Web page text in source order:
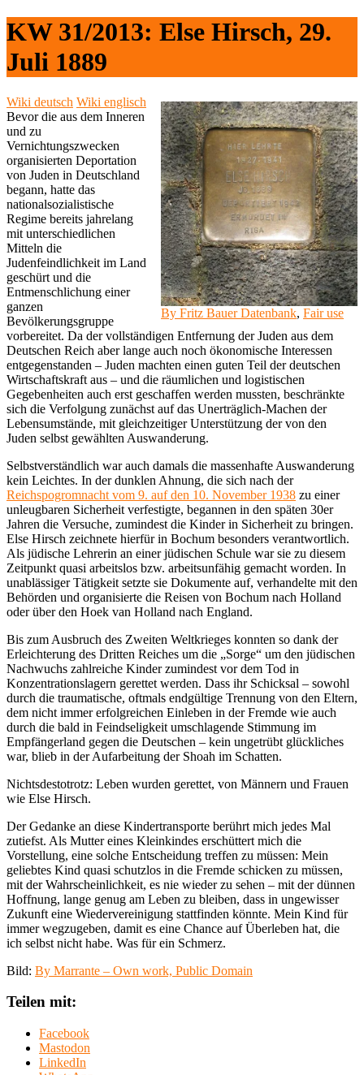
KW 31/2013: Else Hirsch, 29.
Juli 1889
By Fritz Bauer Datenbank, Fair use
Wiki deutsch Wiki englisch
Bevor die aus dem Inneren
und zu
Vernichtungszwecken
organisierten Deportation
von Juden in Deutschland
begann, hatte das
nationalsozialistische
Regime bereits jahrelang
mit unterschiedlichen
Mitteln die
Judenfeindlichkeit im Land
geschürt und die
Entmenschlichung einer
ganzen
Bevölkerungsgruppe
vorbereitet. Da der vollständigen Entfernung der Juden aus dem
Deutschen Reich aber lange auch noch ökonomische Interessen
entgegenstanden – Juden machten einen guten Teil der deutschen
Wirtschaftskraft aus – und die räumlichen und logistischen
Gegebenheiten auch erst geschaffen werden mussten, beschränkte
sich die Verfolgung zunächst auf das Unerträglich-Machen der
Lebensumstände, mit gleichzeitiger Unterstützung der von den
Juden selbst gewählten Auswanderung.
Selbstverständlich war auch damals die massenhafte Auswanderung
kein Leichtes. In der dunklen Ahnung, die sich nach der
Reichspogromnacht vom 9. auf den 10. November 1938 zu einer
unleugbaren Sicherheit verfestigte, begannen in den späten 30er
Jahren die Versuche, zumindest die Kinder in Sicherheit zu bringen.
Else Hirsch zeichnete hierfür in Bochum besonders verantwortlich.
Als jüdische Lehrerin an einer jüdischen Schule war sie zu diesem
Zeitpunkt quasi arbeitslos bzw. arbeitsunfähig gemacht worden. In
unablässiger Tätigkeit setzte sie Dokumente auf, verhandelte mit den
Behörden und organisierte die Reisen von Bochum nach Holland
oder über den Hoek van Holland nach England.
Bis zum Ausbruch des Zweiten Weltkrieges konnten so dank der
Erleichterung des Dritten Reiches um die „Sorge“ um den jüdischen
Nachwuchs zahlreiche Kinder zumindest vor dem Tod in
Konzentrationslagern gerettet werden. Dass ihr Schicksal – sowohl
durch die traumatische, oftmals endgültige Trennung von den Eltern,
dem nicht immer erfolgreichen Einleben in der Fremde wie auch
durch die bald in Feindseligkeit umschlagende Stimmung im
Empfängerland gegen die Deutschen – kein ungetrübt glückliches
war, blieb in der Aufarbeitung der Shoah im Schatten.
Nichtsdestotrotz: Leben wurden gerettet, von Männern und Frauen
wie Else Hirsch.
Der Gedanke an diese Kindertransporte berührt mich jedes Mal
zutiefst. Als Mutter eines Kleinkindes erschüttert mich die
Vorstellung, eine solche Entscheidung treffen zu müssen: Mein
geliebtes Kind quasi schutzlos in die Fremde schicken zu müssen,
mit der Wahrscheinlichkeit, es nie wieder zu sehen – mit der dünnen
Hoffnung, lange genug am Leben zu bleiben, dass in ungewisser
Zukunft eine Wiedervereinigung stattfinden könnte. Mein Kind für
immer wegzugeben, damit es eine Chance auf Überleben hat, die
ich selbst nicht habe. Was für ein Schmerz.
Bild: By Marrante – Own work, Public Domain
Teilen mit:
Facebook
Mastodon
LinkedIn